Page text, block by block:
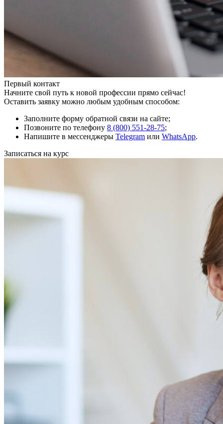
Первый контакт
Начните свой путь к новой профессии прямо сейчас!
Оставить заявку можно любым удобным способом:
Заполните форму обратной связи на сайте;
Позвоните по телефону 8 (800) 551-28-75;
Напишите в мессенджеры Telegram или WhatsApp.
Записаться на курс